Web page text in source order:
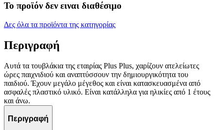
Το προϊόν δεν ειναι διαθέσιμο
Δες όλα τα προϊόντα της κατηγορίας
Περιγραφή
Αυτά τα τουβλάκια της εταιρίας Plus Plus, χαρίζουν ατελείωτες
ώρες παιχνιδιού και αναπτύσσουν την δημιουργικότητα του
παιδιού. Έχουν μεγάλο μέγεθος και είναι κατασκευασμένα από
ασφαλές πλαστικό υλικό. Είναι κατάλληλα για ηλικίες από 1 έτους
και άνω.
Περιγραφή